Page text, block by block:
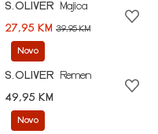
S.OLIVER
Majica
27,95 KM 39,95 KM
Novo
S.OLIVER
Remen
49,95 KM
Novo